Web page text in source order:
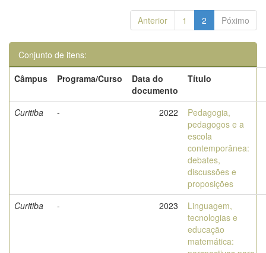
Anterior 1 2 Póximo
Conjunto de itens:
Câmpus
Programa/Curso
Data do
documento
Título
Curitiba - 2022
Pedagogia,
pedagogos e a
escola
contemporânea:
debates,
discussões e
proposições
Curitiba
- 2023
Linguagem,
tecnologias e
educação
matemática: